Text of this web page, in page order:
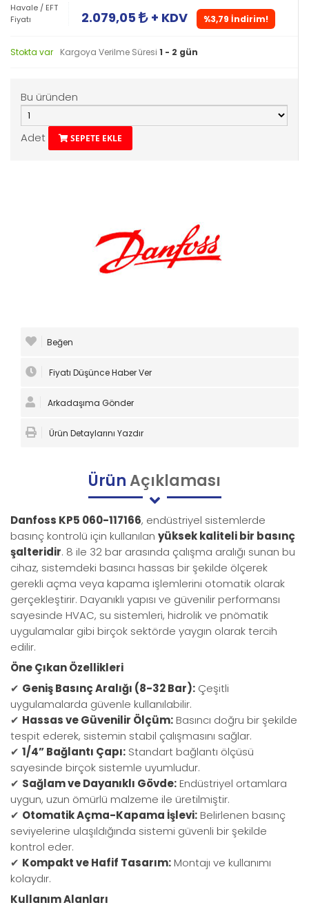
Havale / EFT
Fiyatı
2.079,05 + KDV %3,79 İndirim!
Stokta var Kargoya Verilme Süresi 1 - 2 gün
Bu üründen
Adet SEPETE EKLE
Beğen
Fiyatı Düşünce Haber Ver
Arkadaşıma Gönder
Ürün Detaylarını Yazdır
ÜrünAçıklaması
Danfoss KP5 060-117166, endüstriyel sistemlerde
basınç kontrolü için kullanılan yüksek kaliteli bir basınç
şalteridir. 8 ile 32 bar arasında çalışma aralığı sunan bu
cihaz, sistemdeki basıncı hassas bir şekilde ölçerek
gerekli açma veya kapama işlemlerini otomatik olarak
gerçekleştirir. Dayanıklı yapısı ve güvenilir performansı
sayesinde HVAC, su sistemleri, hidrolik ve pnömatik
uygulamalar gibi birçok sektörde yaygın olarak tercih
edilir.
Öne Çıkan Özellikleri
✔ Geniş Basınç Aralığı (8-32 Bar): Çeşitli
uygulamalarda güvenle kullanılabilir.
✔ Hassas ve Güvenilir Ölçüm: Basıncı doğru bir şekilde
tespit ederek, sistemin stabil çalışmasını sağlar.
✔ 1/4” Bağlantı Çapı: Standart bağlantı ölçüsü
sayesinde birçok sistemle uyumludur.
✔ Sağlam ve Dayanıklı Gövde: Endüstriyel ortamlara
uygun, uzun ömürlü malzeme ile üretilmiştir.
✔ Otomatik Açma-Kapama İşlevi: Belirlenen basınç
seviyelerine ulaşıldığında sistemi güvenli bir şekilde
kontrol eder.
✔ Kompakt ve Hafif Tasarım: Montajı ve kullanımı
kolaydır.
Kullanım Alanları